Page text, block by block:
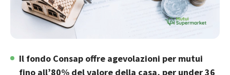
Il fondo Consap offre agevolazioni per mutui
fino all’80% del valore della casa, per under 36